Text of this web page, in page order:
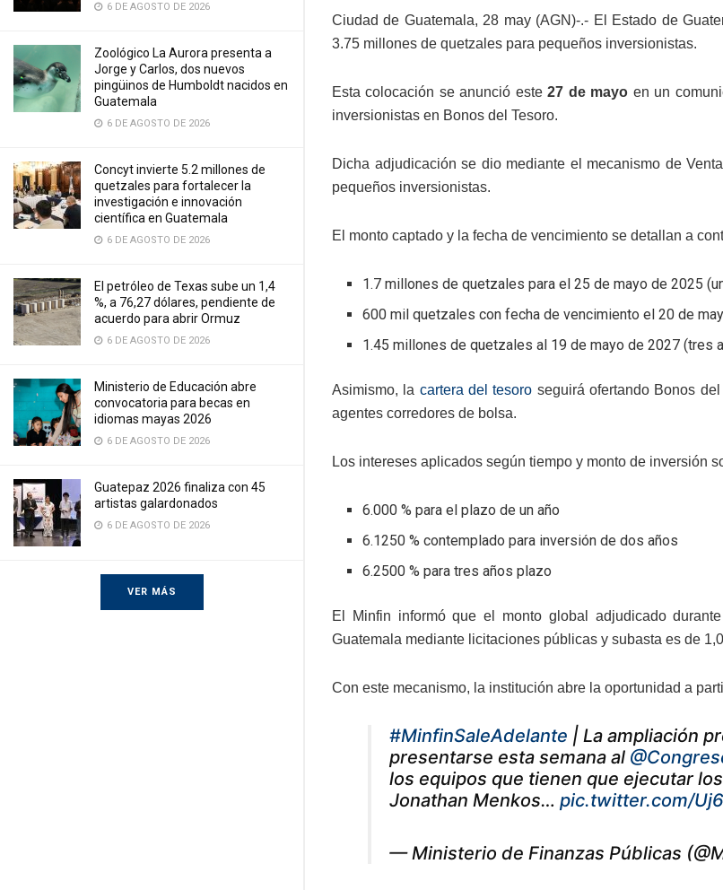
6 DE AGOSTO DE 2026
Zoológico La Aurora presenta a
Jorge y Carlos, dos nuevos
pingüinos de Humboldt nacidos en
Guatemala
6 DE AGOSTO DE 2026
Concyt invierte 5.2 millones de
quetzales para fortalecer la
investigación e innovación
científica en Guatemala
6 DE AGOSTO DE 2026
El petróleo de Texas sube un 1,4
%, a 76,27 dólares, pendiente de
acuerdo para abrir Ormuz
6 DE AGOSTO DE 2026
Ministerio de Educación abre
convocatoria para becas en
idiomas mayas 2026
6 DE AGOSTO DE 2026
Guatepaz 2026 finaliza con 45
artistas galardonados
6 DE AGOSTO DE 2026
VER MÁS
Ciudad de Guatemala, 28 may (AGN)-.- El Estado de
3.75 millones de quetzales para pequeños inversionistas.
Esta colocación se anunció este27 de mayo en un
inversionistas en Bonos del Tesoro.
Dicha adjudicación se dio mediante el mecanismo de
pequeños inversionistas.
El monto captado y la fecha de vencimiento se detallan a
1.7 millones de quetzales para el 25 de mayo de 2025
600 mil quetzales con fecha de vencimiento el 20 de
1.45 millones de quetzales al 19 de mayo de 2027 (tres
Asimismo, la cartera del tesoro seguirá ofertando Bonos
agentes corredores de bolsa.
Los intereses aplicados según tiempo y monto de inversión
6.000 % para el plazo de un año
6.1250 % contemplado para inversión de dos años
6.2500 % para tres años plazo
El Minfin informó que el monto global adjudicado
Guatemala mediante licitaciones públicas y subasta es de
Con este mecanismo, la institución abre la oportunidad a
#MinfinSaleAdelante | La ampliación
presentarse esta semana al
los equipos que tienen que ejecutar
Jonathan Menkos… pic.twitter.com/
— Ministerio de Finanzas Públicas